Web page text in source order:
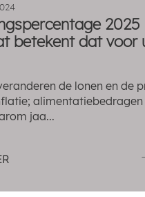
2025
betekent dat voor
de lonen en de
alimentatiebedragen
jaa...